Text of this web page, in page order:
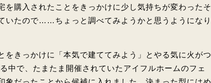
を購入されたことをきっかけに少し気持ちが変わったそ
いたので……ちょっと調べてみようかと思うようになり
をきっかけに「本気で建ててみよう」とやる気に火がつ
中で、たまたま開催されていたアイフルホームのフェ